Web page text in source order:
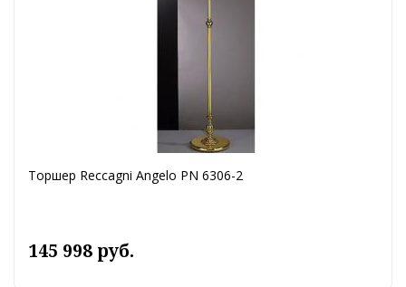
Торшер Reccagni Angelo PN 6306-2
145 998 руб.